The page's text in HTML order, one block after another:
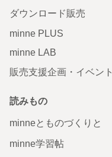
ダウンロード販売
minne PLUS
minne LAB
販売支援企画・イベント
読みもの
minneとものづくりと
minne学習帖